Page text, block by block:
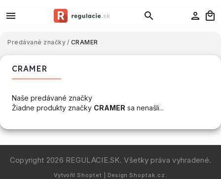
Predávané značky / CRAMER
CRAMER
Naše predávané značky
Žiadne produkty značky CRAMER sa nenašli...
Copyright 2026 REGULACIE.SK. Všetky práva vyhradené.
Vytvořil Shoptet | Design Shoptak.cz.